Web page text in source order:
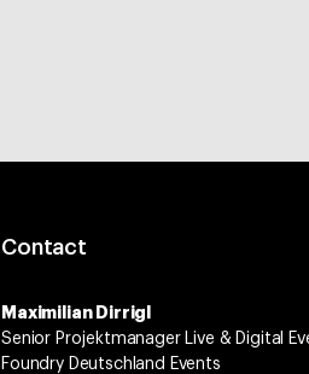
Contact
Maximilian Dirrigl
Senior Projektmanager Live & Digital
Foundry Deutschland Events